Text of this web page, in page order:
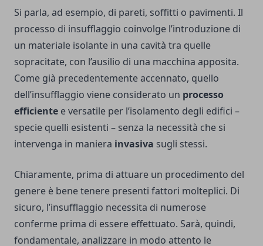
Si parla, ad esempio, di pareti, soffitti o pavimenti. Il
processo di insufflaggio coinvolge l’introduzione di
un materiale isolante in una cavità tra quelle
sopracitate, con l’ausilio di una macchina apposita.
Come già precedentemente accennato, quello
dell’insufflaggio viene considerato un processo
efficiente e versatile per l’isolamento degli edifici –
specie quelli esistenti – senza la necessità che si
intervenga in maniera invasiva sugli stessi.
Chiaramente, prima di attuare un procedimento del
genere è bene tenere presenti fattori molteplici. Di
sicuro, l’insufflaggio necessita di numerose
conferme prima di essere effettuato. Sarà, quindi,
fondamentale, analizzare in modo attento le